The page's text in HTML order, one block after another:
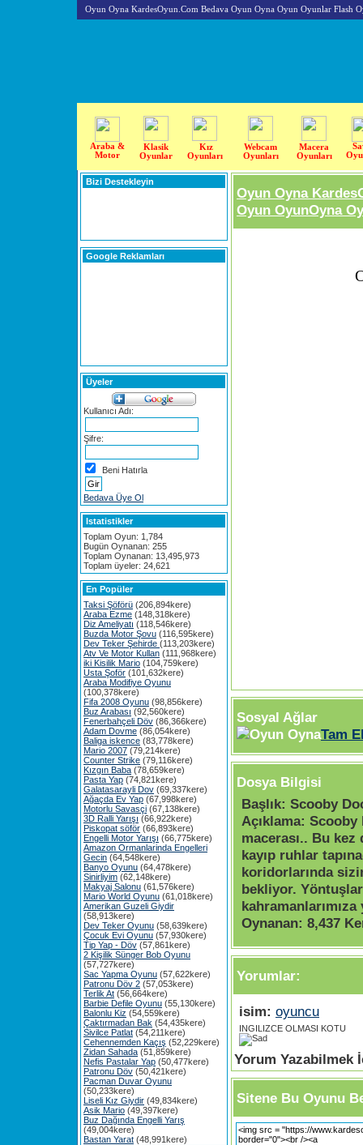
Oyun Oyna KardesOyun.Com Bedava Oyun Oyna Oyun Oyunlar Flash
Araba &
Motor
Klasik
Oyunlar
Kız
Oyunları
Webcam
Oyunları
Macera
Oyunları
Bizi Destekleyin
Google Reklamları
Üyeler
Kullanıcı Adı:
Şifre:
Beni Hatırla
Bedava Üye Ol
Istatistikler
Toplam Oyun: 1,784
Bugün Oynanan: 255
Toplam Oynanan: 13,495,973
Toplam üyeler: 24,621
En Popüler
Taksi Şöförü (206,894kere)
Araba Ezme (148,318kere)
Diz Ameliyatı (118,546kere)
Buzda Motor Şovu (116,595kere)
Dev Teker Şehirde (113,203kere)
Atv Ve Motor Kullan (111,968kere)
iki Kisilik Mario (104,759kere)
Usta Şoför (101,632kere)
Araba Modifiye Oyunu
(100,378kere)
Fifa 2008 Oyunu (98,856kere)
Buz Arabası (92,560kere)
Fenerbahçeli Döv (86,366kere)
Adam Dovme (86,054kere)
Baliga iskence (83,778kere)
Mario 2007 (79,214kere)
Counter Strike (79,116kere)
Kızgın Baba (78,659kere)
Pasta Yap (74,821kere)
Galatasarayli Dov (69,337kere)
Ağaçda Ev Yap (67,998kere)
Motorlu Savasçi (67,138kere)
3D Ralli Yarışı (66,922kere)
Piskopat söför (66,893kere)
Engelli Motor Yarışı (66,775kere)
Amazon Ormanlarinda Engelleri
Gecin (64,548kere)
Banyo Oyunu (64,478kere)
Sinirliyim (62,148kere)
Makyaj Salonu (61,576kere)
Mario World Oyunu (61,018kere)
Amerikan Guzeli Giydir
(58,913kere)
Dev Teker Oyunu (58,639kere)
Çocuk Evi Oyunu (57,930kere)
Tip Yap - Döv (57,861kere)
2 Kişilik Sünger Bob Oyunu
(57,727kere)
Sac Yapma Oyunu (57,622kere)
Patronu Döv 2 (57,053kere)
Terlik At (56,664kere)
Barbie Defile Oyunu (55,130kere)
Balonlu Kiz (54,559kere)
Çaktırmadan Bak (54,435kere)
Sivilce Patlat (54,211kere)
Cehennemden Kaçış (52,229kere)
Zidan Sahada (51,859kere)
Nefis Pastalar Yap (50,477kere)
Patronu Döv (50,421kere)
Pacman Duvar Oyunu
(50,233kere)
Liseli Kız Giydir (49,834kere)
Asik Mario (49,397kere)
Buz Dağında Engelli Yarış
(49,004kere)
Bastan Yarat (48,991kere)
Oyun Oyna
Oyun OyunOyna
Sosyal Ağlar
Tam
Dosya Bilgisi
Başlık: Scooby
Açıklama: Scooby
macerası.. Bu kez
kayıp ruhlar
koridorlarında
bekliyor.
Oynanan: 8,437
Yorumlar:
isim: oyuncu
INGILIZCE OLMASI KOTU
Yorum Yazabilmek
Sitene Bu Oyunu